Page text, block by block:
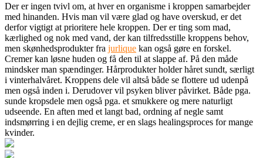
Der er ingen tvivl om, at hver en organisme i kroppen samarbejder
med hinanden. Hvis man vil være glad og have overskud, er det
derfor vigtigt at prioritere hele kroppen. Der er ting som mad,
kærlighed og nok med vand, der kan tilfredsstille kroppens behov,
men skønhedsprodukter fra jurlique kan også gøre en forskel.
Cremer kan løsne huden og få den til at slappe af. På den måde
mindsker man spændinger. Hårprodukter holder håret sundt, særligt
i vinterhalvåret. Kroppens dele vil altså både se flottere ud udenpå
men også inden i. Derudover vil psyken bliver påvirket. Både pga.
sunde kropsdele men også pga. et smukkere og mere naturligt
udseende. En aften med et langt bad, ordning af negle samt
indsmørring i en dejlig creme, er en slags healingsproces for mange
kvinder.